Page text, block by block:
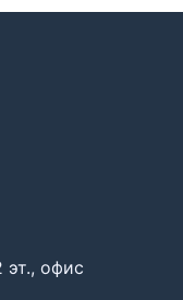
эт., офис